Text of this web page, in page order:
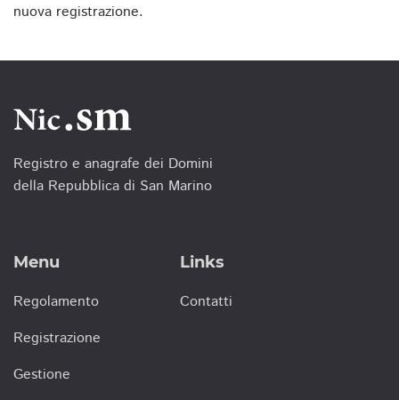
nuova registrazione.
Registro e anagrafe dei Domini
della Repubblica di San Marino
Menu
Regolamento
Registrazione
Gestione
Links
Contatti